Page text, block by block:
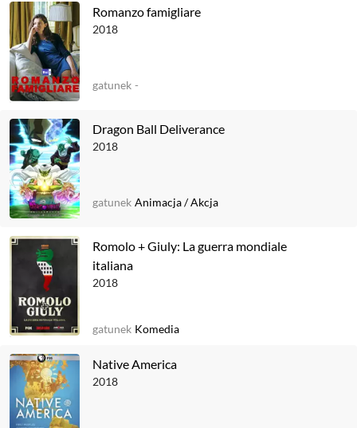
Romanzo famigliare
2018
gatunek -
Dragon Ball Deliverance
2018
gatunek Animacja/Akcja
Romolo + Giuly: La guerra mondiale
italiana
2018
gatunek Komedia
Native America
2018